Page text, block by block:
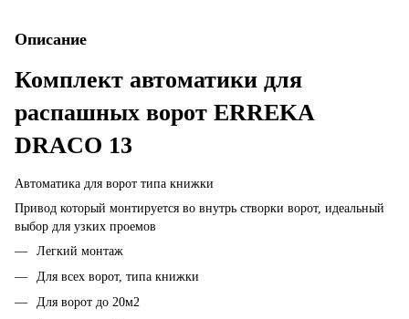
Описание
Комплект автоматики для
распашных ворот ERREKA
DRACO 13
Автоматика для ворот типа книжки
Привод который монтируется во внутрь створки ворот, идеальный
выбор для узких проемов
Легкий монтаж
Для всех ворот, типа книжки
Для ворот до 20м2